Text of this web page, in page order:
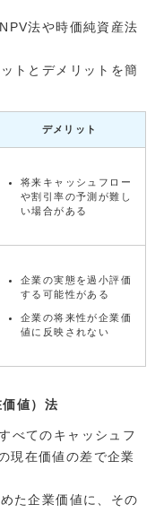
法や時価純資産法
トとデメリットを簡
デメリット
将来キャッシュフロー
や割引率の予測が難し
い場合がある
企業の実態を過小評価
する可能性がある
企業の将来性が企業価
値に反映されない
値）法
べてのキャッシュフ
現在価値の差で企業
た企業価値に、その